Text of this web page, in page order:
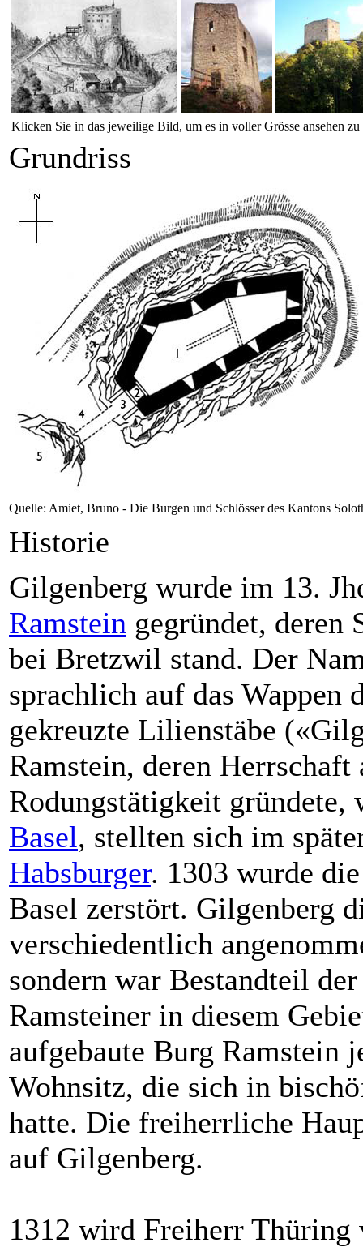
Klicken Sie in das jeweilige Bild, um es in voller Grösse ansehen
Grundriss
Quelle: Amiet, Bruno - Die Burgen und Schlösser des Kantons
Historie
Gilgenberg wurde im 13.
Ramstein gegründet, deren
bei Bretzwil stand. Der
sprachlich auf das Wappen
gekreuzte Lilienstäbe
Ramstein, deren Herrschaft
Rodungstätigkeit gründete,
Basel, stellten sich im
Habsburger. 1303 wurde
Basel zerstört. Gilgenberg
verschiedentlich
sondern war Bestandteil
Ramsteiner in diesem
aufgebaute Burg Ramstein
Wohnsitz, die sich in
hatte. Die freiherrliche
auf Gilgenberg.
1312 wird Freiherr Thüring